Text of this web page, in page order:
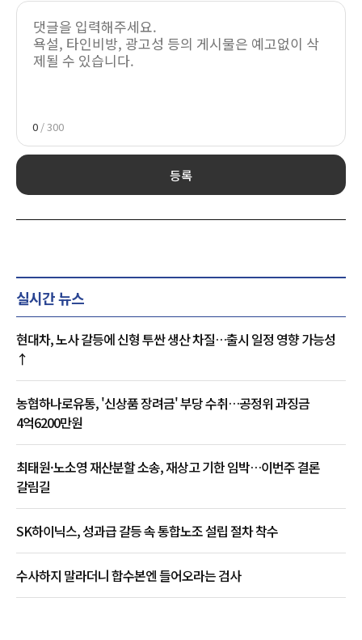
0 / 300
등록
실시간 뉴스
현대차, 노사 갈등에 신형 투싼 생산 차질…출시 일정 영향 가능성
↑
농협하나로유통, '신상품 장려금' 부당 수취…공정위 과징금
4억6200만원
최태원·노소영 재산분할 소송, 재상고 기한 임박…이번주 결론
갈림길
SK하이닉스, 성과급 갈등 속 통합노조 설립 절차 착수
수사하지 말라더니 합수본엔 들어오라는 검사